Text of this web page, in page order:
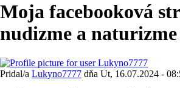
Moja facebooková
nudizme a naturizme
Pridal/a Lukyno7777 dňa Ut, 16.07.2024 -